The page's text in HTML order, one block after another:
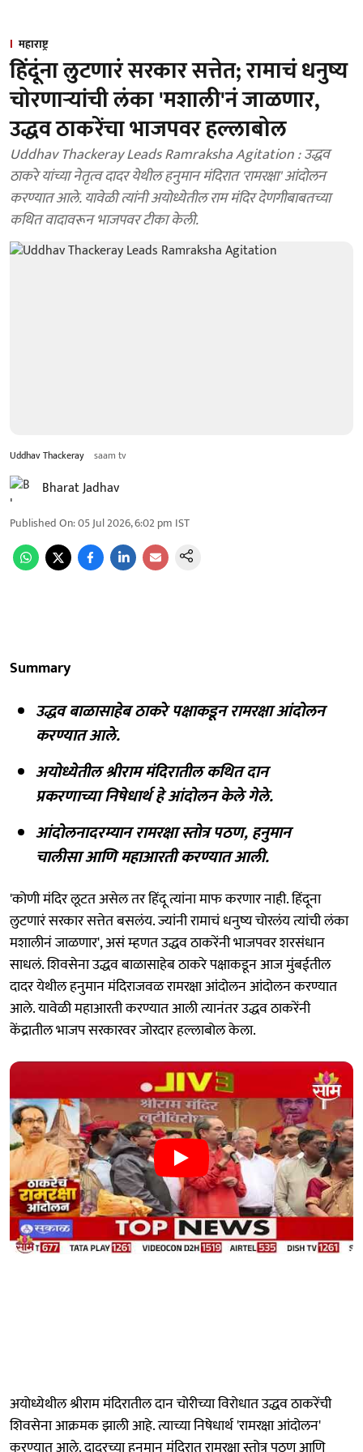
महाराष्ट्र
हिंदूंना लुटणारं सरकार सत्तेत; रामाचं धनुष्य
चोरणाऱ्यांची लंका 'मशाली'नं जाळणार,
उद्धव ठाकरेंचा भाजपवर हल्लाबोल
Uddhav Thackeray Leads Ramraksha Agitation : उद्धव
ठाकरे यांच्या नेतृत्व दादर येथील हनुमान मंदिरात 'रामरक्षा' आंदोलन
करण्यात आले. यावेळी त्यांनी अयोध्येतील राम मंदिर देणगीबाबतच्या
कथित वादावरून भाजपवर टीका केली.
Uddhav Thackeray saam tv
Bharat Jadhav
Published On:05 Jul 2026, 6:02 pm IST
Summary
उद्धव बाळासाहेब ठाकरे पक्षाकडून रामरक्षा आंदोलन
करण्यात आले.
अयोध्येतील श्रीराम मंदिरातील कथित दान
प्रकरणाच्या निषेधार्थ हे आंदोलन केले गेले.
आंदोलनादरम्यान रामरक्षा स्तोत्र पठण, हनुमान
चालीसा आणि महाआरती करण्यात आली.
'कोणी मंदिर लूटत असेल तर हिंदू त्यांना माफ करणार नाही. हिंदूना
लुटणारं सरकार सत्तेत बसलंय. ज्यांनी रामाचं धनुष्य चोरलंय त्यांची लंका
मशालीनं जाळणार', असं म्हणत उद्धव ठाकरेंनी भाजपवर शरसंधान
साधलं. शिवसेना उद्धव बाळासाहेब ठाकरे पक्षाकडून आज मुंबईतील
दादर येथील हनुमान मंदिराजवळ रामरक्षा आंदोलन आंदोलन करण्यात
आले. यावेळी महाआरती करण्यात आली त्यानंतर उद्धव ठाकरेंनी
केंद्रातील भाजप सरकारवर जोरदार हल्लाबोल केला.
अयोध्येथील श्रीराम मंदिरातील दान चोरीच्या विरोधात उद्धव ठाकरेंची
शिवसेना आक्रमक झाली आहे. त्याच्या निषेधार्थ 'रामरक्षा आंदोलन'